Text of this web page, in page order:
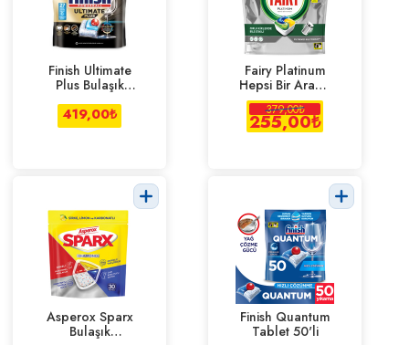
Finish Ultimate
Plus Bulaşık
Makinesi Tablet
27'li
419,00₺
Fairy Platinum
Hepsi Bir Arada
Bulaşık Makinesi
Kapsül 30'lu
379,00₺
255,00₺
Asperox Sparx
Bulaşık
Finish Quantum
Tablet 50'li